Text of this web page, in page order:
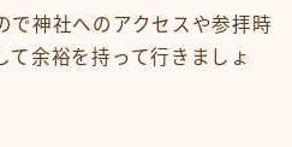
で神社へのアクセスや参拝時
て余裕を持って行きましょ